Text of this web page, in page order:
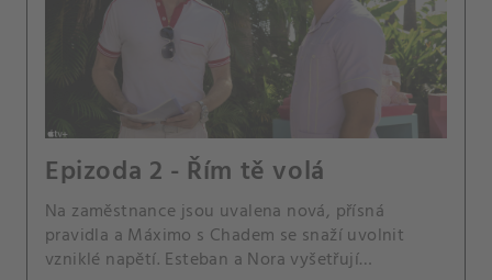
Epizoda 2 - Řím tě volá
Na zaměstnance jsou uvalena nová, přísná
pravidla a Máximo s Chadem se snaží uvolnit
vzniklé napětí. Esteban a Nora vyšetřují